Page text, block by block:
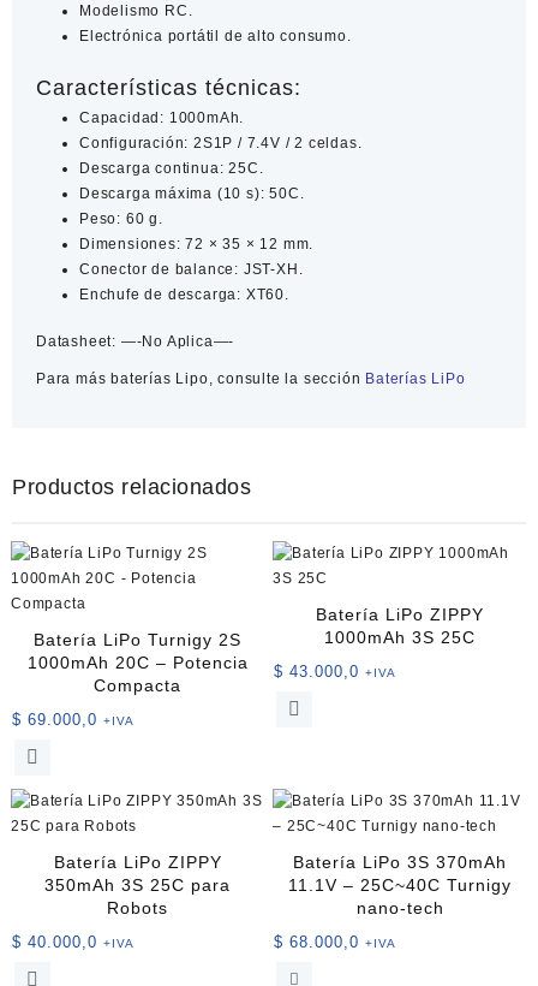
Modelismo RC.
Electrónica portátil de alto consumo.
Características técnicas:
Capacidad: 1000mAh.
Configuración: 2S1P / 7.4V / 2 celdas.
Descarga continua: 25C.
Descarga máxima (10 s): 50C.
Peso: 60 g.
Dimensiones: 72 × 35 × 12 mm.
Conector de balance: JST-XH.
Enchufe de descarga: XT60.
Datasheet: —-No Aplica—-
Para másbaterías Lipo , consulte la sección Baterías LiPo
Productos relacionados
Batería LiPo Turnigy 2S
1000mAh 20C – Potencia
Compacta
$ 69.000,0 +IVA
Batería LiPo ZIPPY
1000mAh 3S 25C
$ 43.000,0 +IVA
Batería LiPo ZIPPY
350mAh 3S 25C para
Robots
$ 40.000,0 +IVA
Batería LiPo 3S 370mAh
11.1V – 25C~40C Turnigy
nano-tech
$ 68.000,0 +IVA